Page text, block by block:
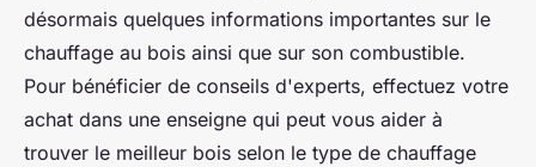
désormais quelques informations importantes sur le
chauffage au bois ainsi que sur son combustible.
Pour bénéficier de conseils d'experts, effectuez votre
achat dans une enseigne qui peut vous aider à
trouver le meilleur bois selon le type de chauffage